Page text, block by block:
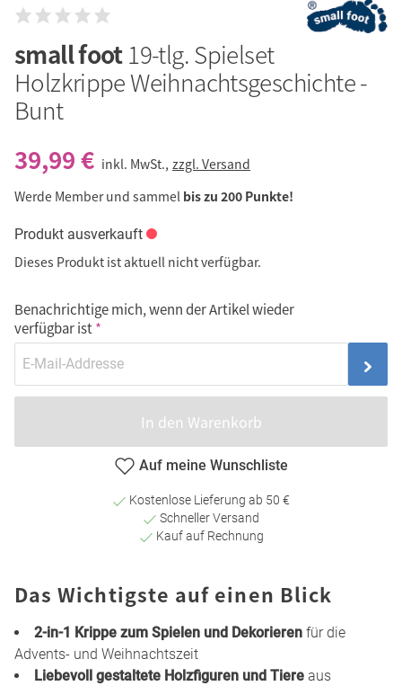
small foot19-tlg. Spielset
Holzkrippe Weihnachtsgeschichte -
Bunt
39,99 € inkl. MwSt., zzgl. Versand
Werde Member und sammel bis zu 200 Punkte!
Produkt ausverkauft
Dieses Produkt ist aktuell nicht verfügbar.
Benachrichtige mich, wenn der Artikel wieder
verfügbar ist
In den Warenkorb
Auf meine Wunschliste
Kostenlose Lieferung ab 50 €
Schneller Versand
Kauf auf Rechnung
Das Wichtigste auf einen Blick
2-in-1 Krippe zum Spielen und Dekorieren für die
Advents- und Weihnachtszeit
Liebevoll gestaltete Holzfiguren und Tiere aus